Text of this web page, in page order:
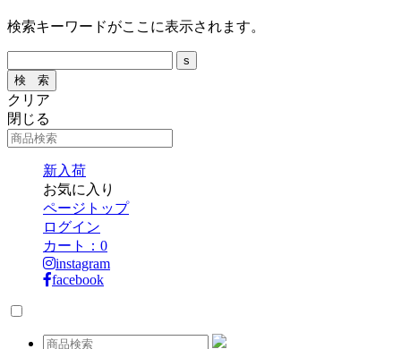
検索キーワードがここに表示されます。
クリア
閉じる
新入荷
お気に入り
ページトップ
ログイン
カート： 0
instagram
facebook